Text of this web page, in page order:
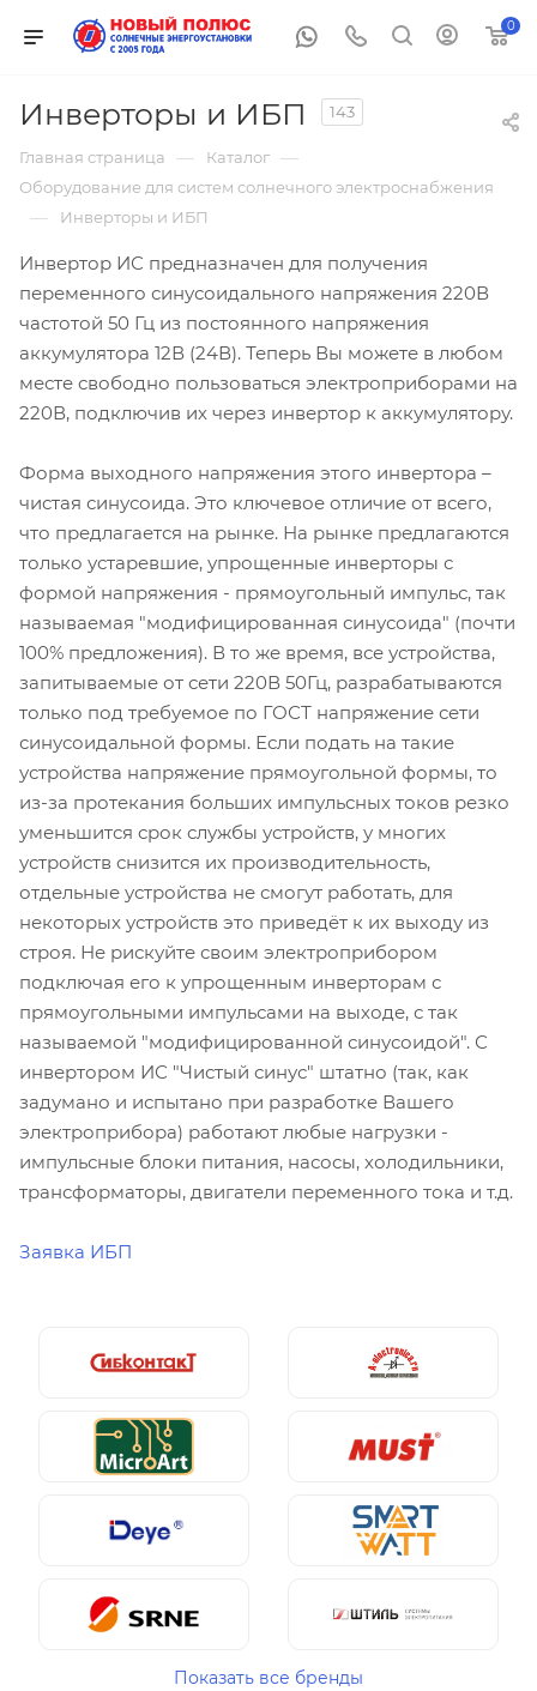
0
Инверторы и ИБП 143
Главная страница — Каталог —
Оборудование для систем солнечного электроснабжения
— Инверторы и ИБП
Инвертор ИС предназначен для получения
переменного синусоидального напряжения 220В
частотой 50 Гц из постоянного напряжения
аккумулятора 12В (24В). Теперь Вы можете в любом
месте свободно пользоваться электроприборами на
220В, подключив их через инвертор к аккумулятору.
Форма выходного напряжения этого инвертора –
чистая синусоида. Это ключевое отличие от всего,
что предлагается на рынке. На рынке предлагаются
только устаревшие, упрощенные инверторы с
формой напряжения - прямоугольный импульс, так
называемая "модифицированная синусоида" (почти
100% предложения). В то же время, все устройства,
запитываемые от сети 220В 50Гц, разрабатываются
только под требуемое по ГОСТ напряжение сети
синусоидальной формы. Если подать на такие
устройства напряжение прямоугольной формы, то
из-за протекания больших импульсных токов резко
уменьшится срок службы устройств, у многих
устройств снизится их производительность,
отдельные устройства не смогут работать, для
некоторых устройств это приведёт к их выходу из
строя. Не рискуйте своим электроприбором
подключая его к упрощенным инверторам с
прямоугольными импульсами на выходе, с так
называемой "модифицированной синусоидой". С
инвертором ИС "Чистый синус" штатно (так, как
задумано и испытано при разработке Вашего
электроприбора) работают любые нагрузки -
импульсные блоки питания, насосы, холодильники,
трансформаторы, двигатели переменного тока и т.д.
Заявка ИБП
Показать все бренды